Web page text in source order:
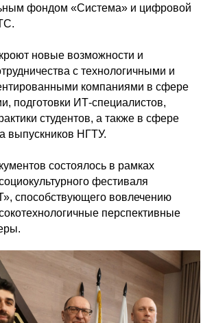
фондом «Система» и цифровой
новые возможности и
с технологичными и
компаниями в сфере
подготовки ИТ-специалистов,
студентов, а также в сфере
выпускников НГТУ.
состоялось в рамках
фестиваля
способствующего вовлечению
перспективные